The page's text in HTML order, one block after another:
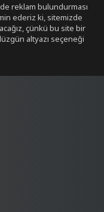
reklam bulundurması
ederiz ki, sitemizde
çünkü bu site bir
altyazı seçeneği